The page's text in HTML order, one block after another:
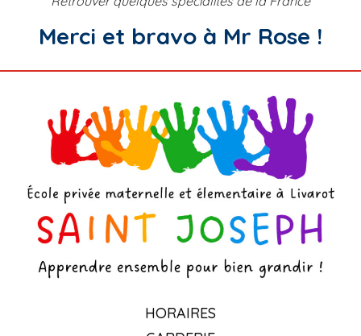
Merci et bravo à Mr Rose !
HORAIRES